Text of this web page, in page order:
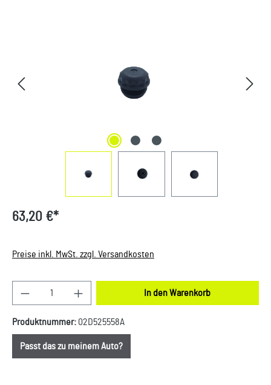
63,20 €*
Preise inkl. MwSt. zzgl. Versandkosten
Produkt Anzahl: Gib den gewünschten Wert ein
In den Warenkorb
Produktnummer: 02D525558A
Passt das zu meinem Auto?